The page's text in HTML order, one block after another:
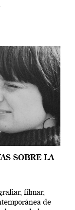
SOBRE LA
filmar,
de